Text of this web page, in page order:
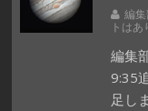
編
トは
編集
9:35
足し